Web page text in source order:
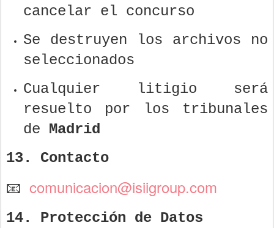
cancelar el concurso
Se destruyen los archivos no
seleccionados
Cualquier litigio será
resuelto por los tribunales
de Madrid
13. Contacto
📧 comunicacion@isiigroup.com
14. Protección de Datos